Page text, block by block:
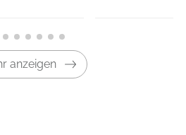
anzeigen